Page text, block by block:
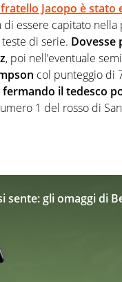
Jacopo è stato
di essere capitato nella
di serie. Dovesse
, poi nell’eventuale
col punteggio di
il tedesco
1 del rosso di
sente: gli omaggi di